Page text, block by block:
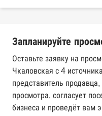
Реестры ЕГРЮЛ и
Реестр
Федерального
Картотека
арбитражного суда
Запланируйте
Оставьте заявку на
Чкаловская с 4
представитель
просмотра, согласует
бизнеса и проведёт вам